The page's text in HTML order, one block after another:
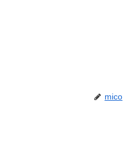
mico